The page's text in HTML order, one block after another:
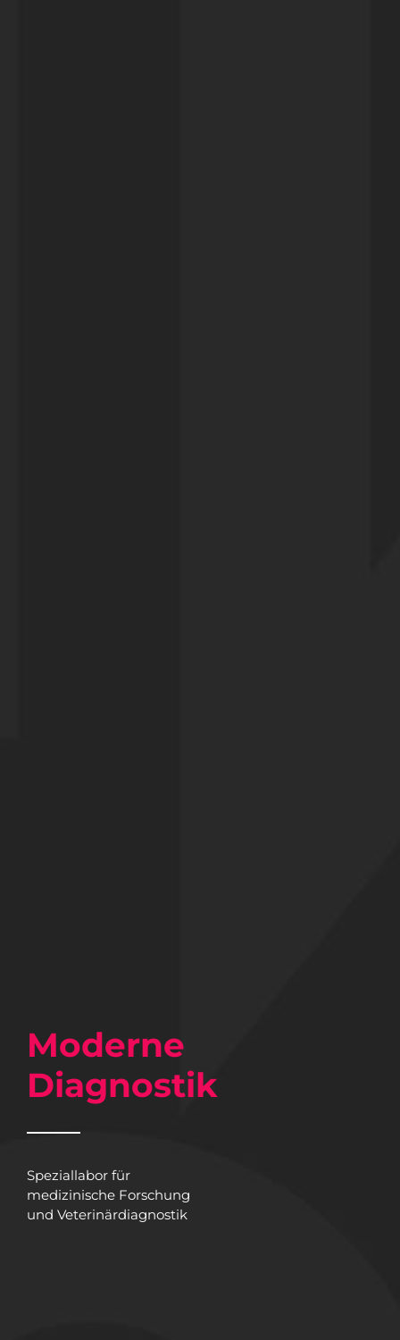
Moderne
Diagnostik
Speziallabor für
medizinische Forschung
und Veterinärdiagnostik